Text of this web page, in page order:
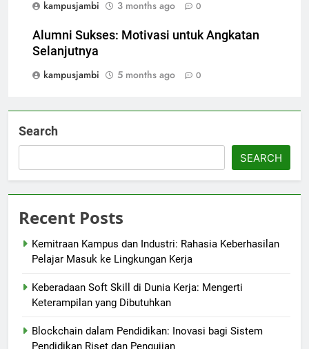
kampusjambi
3 months ago 0
Alumni Sukses: Motivasi untuk Angkatan
Selanjutnya
kampusjambi
5 months ago 0
Search
SEARCH
Recent Posts
Kemitraan Kampus dan Industri: Rahasia Keberhasilan
Pelajar Masuk ke Lingkungan Kerja
Keberadaan Soft Skill di Dunia Kerja: Mengerti
Keterampilan yang Dibutuhkan
Blockchain dalam Pendidikan: Inovasi bagi Sistem
Pendidikan Riset dan Pengujian